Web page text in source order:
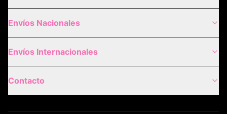
Envíos Nacionales
Envíos Internacionales
Contacto